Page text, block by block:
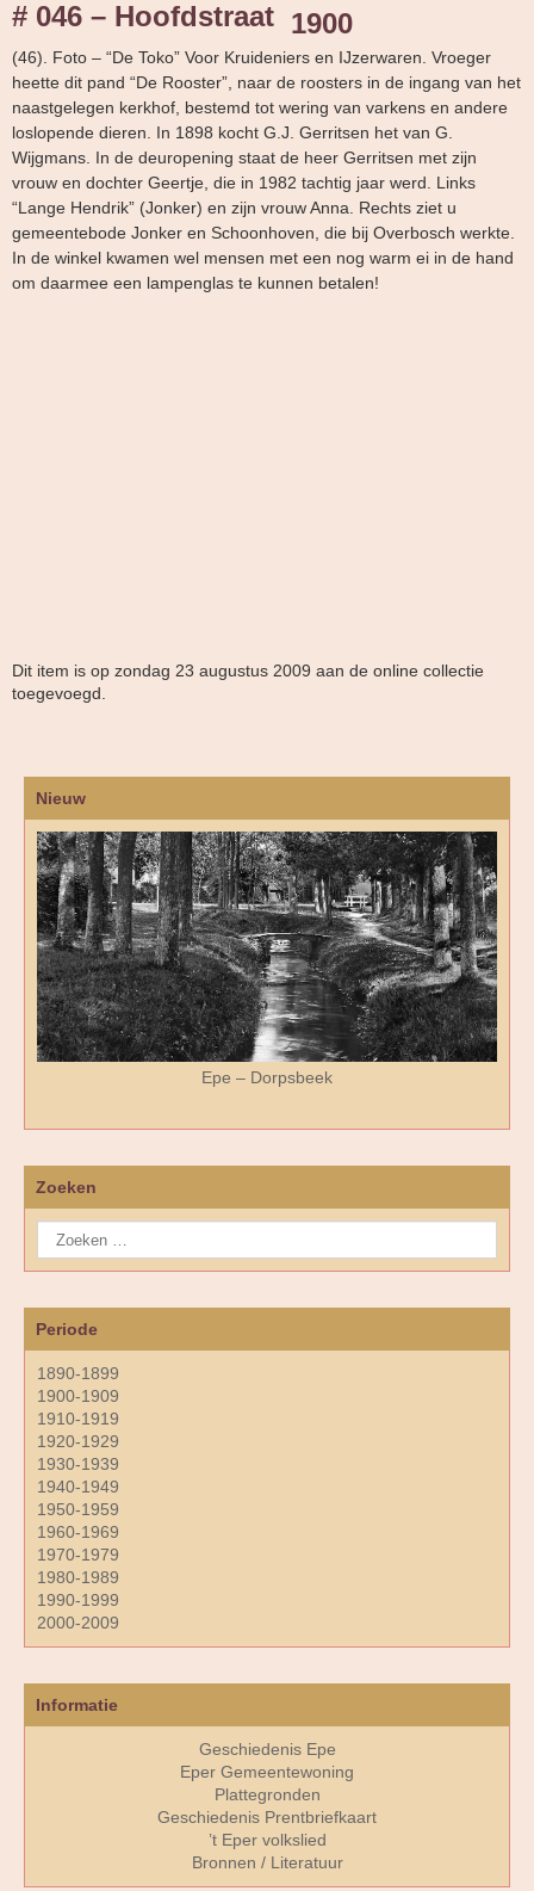
# 046 – Hoofdstraat 1900
(46). Foto – “De Toko” Voor Kruideniers en IJzerwaren. Vroeger
heette dit pand “De Rooster”, naar de roosters in de ingang van het
naastgelegen kerkhof, bestemd tot wering van varkens en andere
loslopende dieren. In 1898 kocht G.J. Gerritsen het van G.
Wijgmans. In de deuropening staat de heer Gerritsen met zijn
vrouw en dochter Geertje, die in 1982 tachtig jaar werd. Links
“Lange Hendrik” (Jonker) en zijn vrouw Anna. Rechts ziet u
gemeentebode Jonker en Schoonhoven, die bij Overbosch werkte.
In de winkel kwamen wel mensen met een nog warm ei in de hand
om daarmee een lampenglas te kunnen betalen!
Dit item is op zondag 23 augustus 2009 aan de online collectie
toegevoegd.
Nieuw
Epe – Dorpsbeek
Zoeken
Periode
1890-1899
1900-1909
1910-1919
1920-1929
1930-1939
1940-1949
1950-1959
1960-1969
1970-1979
1980-1989
1990-1999
2000-2009
Informatie
Geschiedenis Epe
Eper Gemeentewoning
Plattegronden
Geschiedenis Prentbriefkaart
’t Eper volkslied
Bronnen / Literatuur